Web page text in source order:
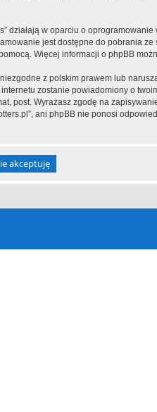
działają w oparciu o
jest dostępne do pobrania ze
Więcej informacji o phpBB
z polskim prawem lub
zostanie powiadomiony o
post. Wyrażasz zgodę na
ani phpBB nie ponosi